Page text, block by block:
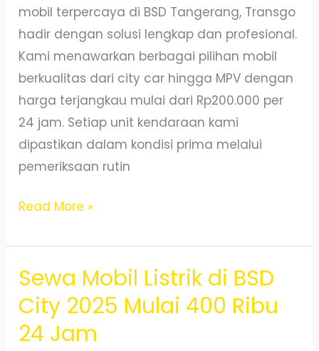
mobil terpercaya di BSD Tangerang, Transgo
hadir dengan solusi lengkap dan profesional.
Kami menawarkan berbagai pilihan mobil
berkualitas dari city car hingga MPV dengan
harga terjangkau mulai dari Rp200.000 per
24 jam. Setiap unit kendaraan kami
dipastikan dalam kondisi prima melalui
pemeriksaan rutin
Sewa
Terpercaya
Di
BSD
Tangerang
–
Read More »
Sewa Mobil Listrik di BSD
City 2025 Mulai 400 Ribu
24 Jam